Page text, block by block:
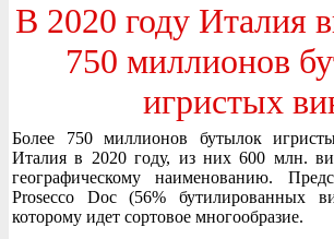
В 2020 году Италия
750 миллионов
игристых
Более 750 миллионов бутылок
Италия в 2020 году, из них 600 млн.
географическому наименованию.
Prosecco Doc (56% бутилированных
которому идет сортовое многообразие.